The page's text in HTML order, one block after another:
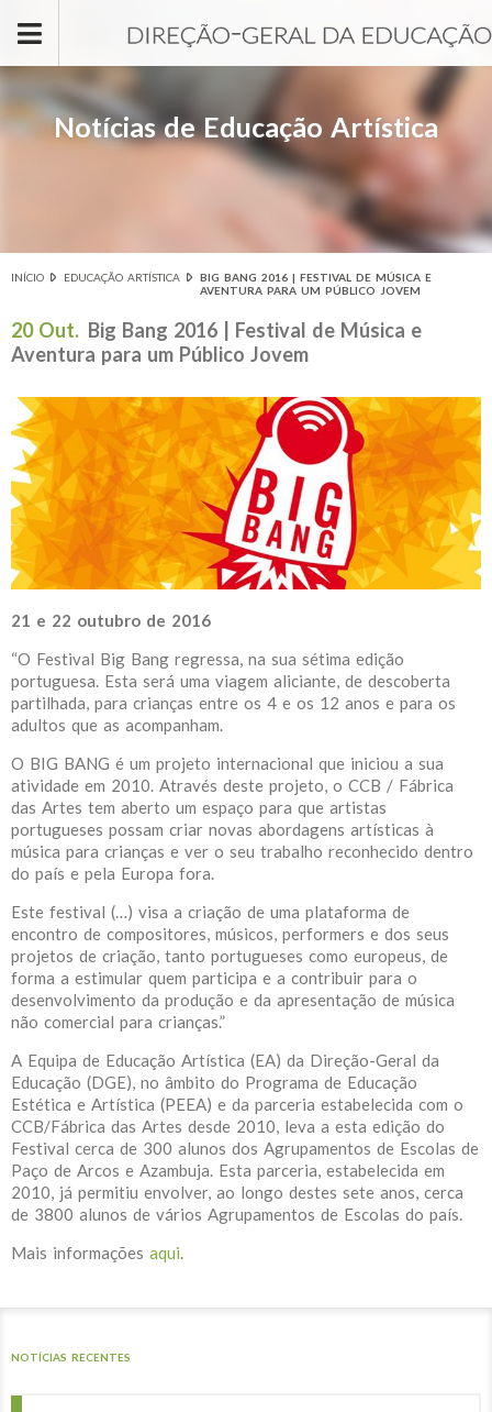
Notícias de Educação Artística
Está aqui
INÍCIO EDUCAÇÃO ARTÍSTICA
BIG BANG 2016 | FESTIVAL DE MÚSICA E
AVENTURA PARA UM PÚBLICO JOVEM
20 Out. Big Bang 2016 | Festival de Música e
Aventura para um Público Jovem
21 e 22 outubro de 2016
“O Festival Big Bang regressa, na sua sétima edição
portuguesa. Esta será uma viagem aliciante, de descoberta
partilhada, para crianças entre os 4 e os 12 anos e para os
adultos que as acompanham.
O BIG BANG é um projeto internacional que iniciou a sua
atividade em 2010. Através deste projeto, o CCB / Fábrica
das Artes tem aberto um espaço para que artistas
portugueses possam criar novas abordagens artísticas à
música para crianças e ver o seu trabalho reconhecido dentro
do país e pela Europa fora.
Este festival (…) visa a criação de uma plataforma de
encontro de compositores, músicos, performers e dos seus
projetos de criação, tanto portugueses como europeus, de
forma a estimular quem participa e a contribuir para o
desenvolvimento da produção e da apresentação de música
não comercial para crianças.”
A Equipa de Educação Artística (EA) da Direção-Geral da
Educação (DGE), no âmbito do Programa de Educação
Estética e Artística (PEEA) e da parceria estabelecida com o
CCB/Fábrica das Artes desde 2010, leva a esta edição do
Festival cerca de 300 alunos dos Agrupamentos de Escolas de
Paço de Arcos e Azambuja. Esta parceria, estabelecida em
2010, já permitiu envolver, ao longo destes sete anos, cerca
de 3800 alunos de vários Agrupamentos de Escolas do país.
Mais informações aqui.
NOTÍCIAS RECENTES